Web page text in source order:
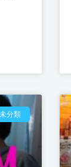
未分類